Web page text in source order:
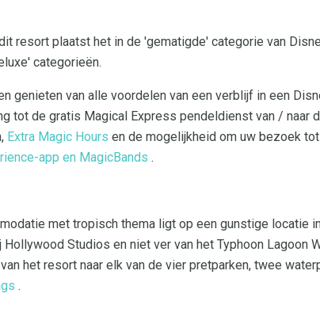
resort plaatst het in de 'gematigde' categorie van
categorieën.
genieten van alle voordelen van een verblijf in een
tot de gratis Magical Express pendeldienst van / naar
Extra Magic Hours en de mogelijkheid om uw bezoek
app en MagicBands .
met tropisch thema ligt op een gunstige locatie
Hollywood Studios en niet ver van het Typhoon Lagoon
het resort naar elk van de vier pretparken, twee
.